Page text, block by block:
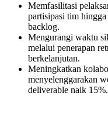
Memfasilitasi
partisipasi tim hingga
backlog.
Mengurangi waktu
melalui penerapan
berkelanjutan.
Meningkatkan
menyelenggarakan
deliverable naik 15%.